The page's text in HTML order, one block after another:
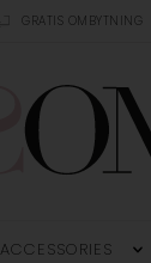
GRATIS OMBYTNING
ACCESSORIES